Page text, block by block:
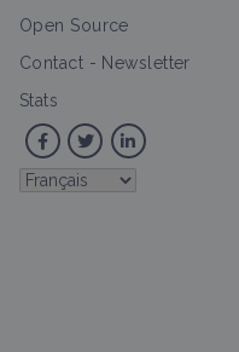
Open Source
Contact - Newsletter
Stats